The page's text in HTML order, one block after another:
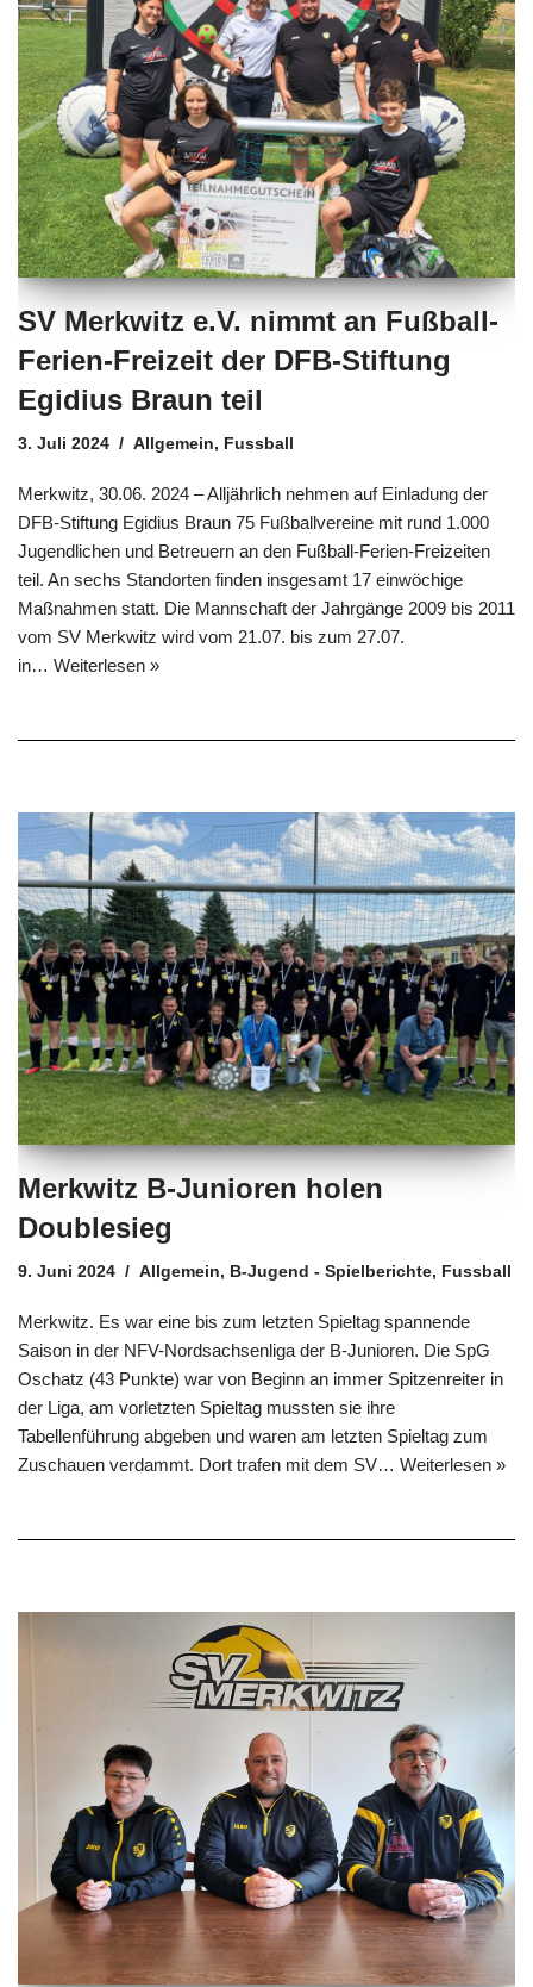
SV Merkwitz e.V. nimmt an Fußball-
Ferien-Freizeit der DFB-Stiftung
Egidius Braun teil
3. Juli 2024 Allgemein, Fussball
Merkwitz, 30.06. 2024 – Alljährlich nehmen auf Einladung der
DFB-Stiftung Egidius Braun 75 Fußballvereine mit rund 1.000
Jugendlichen und Betreuern an den Fußball-Ferien-Freizeiten
teil. An sechs Standorten finden insgesamt 17 einwöchige
Maßnahmen statt. Die Mannschaft der Jahrgänge 2009 bis 2011
vom SV Merkwitz wird vom 21.07. bis zum 27.07.
in… Weiterlesen »
Merkwitz B-Junioren holen
Doublesieg
9. Juni 2024 Allgemein, B-Jugend - Spielberichte, Fussball
Merkwitz. Es war eine bis zum letzten Spieltag spannende
Saison in der NFV-Nordsachsenliga der B-Junioren. Die SpG
Oschatz (43 Punkte) war von Beginn an immer Spitzenreiter in
der Liga, am vorletzten Spieltag mussten sie ihre
Tabellenführung abgeben und waren am letzten Spieltag zum
Zuschauen verdammt. Dort trafen mit dem SV… Weiterlesen »